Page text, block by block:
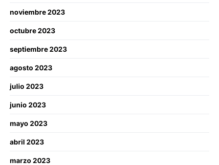
noviembre 2023
octubre 2023
septiembre 2023
agosto 2023
julio 2023
junio 2023
mayo 2023
abril 2023
marzo 2023